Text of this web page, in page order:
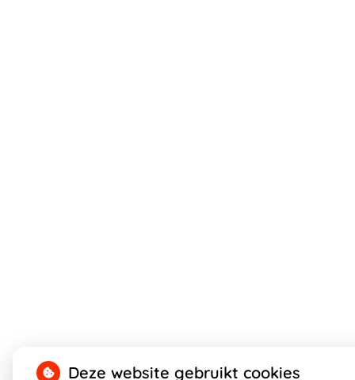
Deze website gebruikt cookies